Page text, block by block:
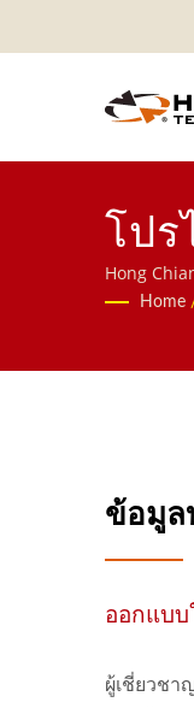
โป
Hong
หารผ่านแท็
Home
ข้อมู
ออกแบ
ผู้เชี่ยวชา